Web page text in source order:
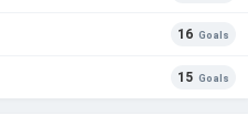
16 Goals
15 Goals